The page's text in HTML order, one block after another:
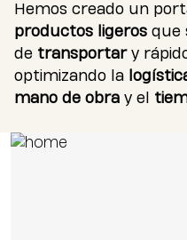
Hemos creado un
productos ligeros que
de transportary
optimizando la
mano de obra y el